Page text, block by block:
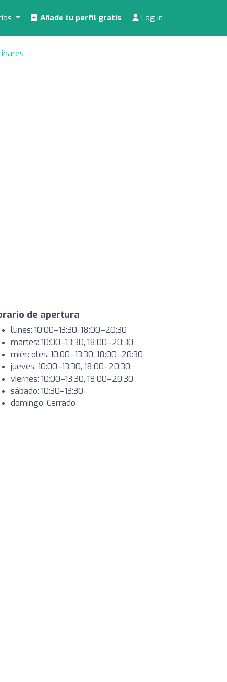
Añade tu perfil gratis Log in
de apertura
lunes: 10:00–13:30, 18:00–20:30
martes: 10:00–13:30, 18:00–20:30
miércoles: 10:00–13:30, 18:00–20:30
jueves: 10:00–13:30, 18:00–20:30
viernes: 10:00–13:30, 18:00–20:30
sábado: 10:30–13:30
domingo: Cerrado